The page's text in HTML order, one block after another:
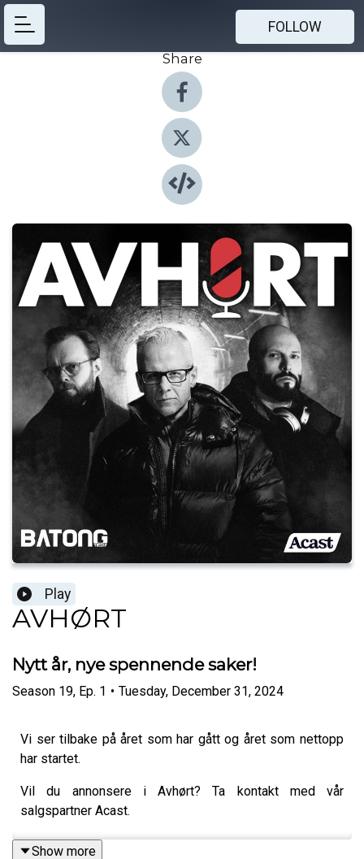
FOLLOW
Share
Play
AVHØRT
Nytt år, nye spennende saker!
Season 19, Ep. 1 • Tuesday, December 31, 2024
Vi ser tilbake på året som har gått og året som nettopp
har startet.
Vil du annonsere i Avhørt? Ta kontakt med vår
salgspartner Acast.
Show more